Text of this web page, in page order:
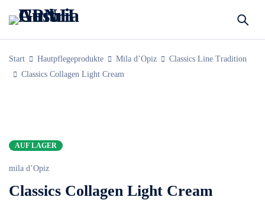
Start Hautpflegeprodukte Mila d’Opiz
Classics Line Tradition
Classics Collagen Light Cream
AUF LAGER
mila d’Opiz
Classics Collagen Light Cream